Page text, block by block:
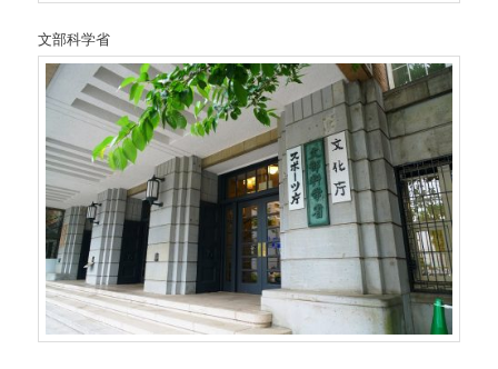
文部科学省